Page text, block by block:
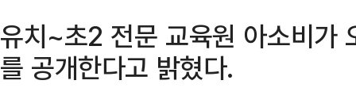
유치~초2 전문 교육원 아소비
를 공개한다고 밝혔다.